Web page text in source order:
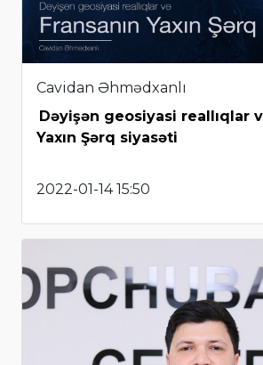
Cavidan Əhmədxanlı
Dəyişən geosiyasi reallıqlar
Yaxın Şərq siyasəti
2022-01-14 15:50